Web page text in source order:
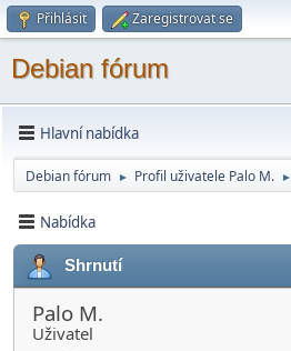
Přihlásit Zaregistrovat se
Debian fórum
Hlavní nabídka
Debian fórum ► Profil uživatele Palo M. ►
Nabídka
Shrnutí
Palo M.
Uživatel